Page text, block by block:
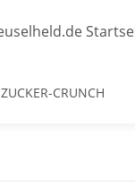
ZUCKER-CRUNCH